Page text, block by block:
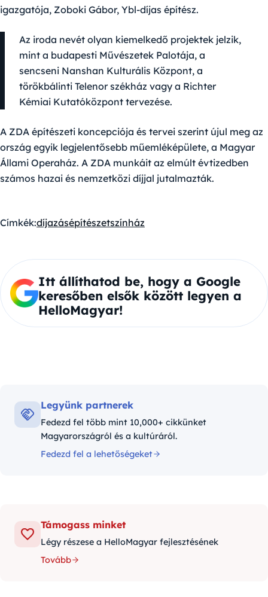
igazgatója, Zoboki Gábor, Ybl-díjas építész.
Az iroda nevét olyan kiemelkedő projektek jelzik,
mint a budapesti Művészetek Palotája, a
sencseni Nanshan Kulturális Központ, a
törökbálinti Telenor székház vagy a Richter
Kémiai Kutatóközpont tervezése.
A ZDA építészeti koncepciója és tervei szerint újul meg az
ország egyik legjelentősebb műemléképülete, a Magyar
Állami Operaház. A ZDA munkáit az elmúlt évtizedben
számos hazai és nemzetközi díjjal jutalmazták.
Címkék:díjazásépítészetszínház
Itt állíthatod be, hogy a Google
keresőben elsők között legyen a
HelloMagyar!
Legyünk partnerek
Fedezd fel több mint 10,000+ cikkünket
Magyarországról és a kultúráról.
Fedezd fel a lehetőségeket
Támogass minket
Légy részese a HelloMagyar fejlesztésének
Tovább